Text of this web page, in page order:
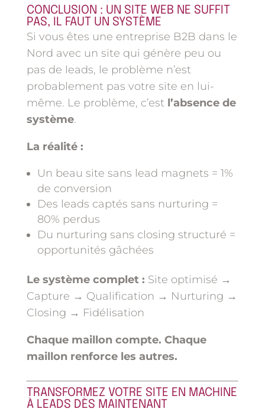
CONCLUSION : UN SITE WEB NE SUFFIT
PAS, IL FAUT UN SYSTÈME
Si vous êtes une entreprise B2B dans le
Nord avec un site qui génère peu ou
pas de leads, le problème n’est
probablement pas votre site en lui-
même. Le problème, c’est l’absence de
système.
La réalité :
Un beau site sans lead magnets = 1%
de conversion
Des leads captés sans nurturing =
80% perdus
Du nurturing sans closing structuré =
opportunités gâchées
Le système complet : Site optimisé →
Capture → Qualification → Nurturing →
Closing → Fidélisation
Chaque maillon compte. Chaque
maillon renforce les autres.
TRANSFORMEZ VOTRE SITE EN MACHINE
À LEADS DÈS MAINTENANT